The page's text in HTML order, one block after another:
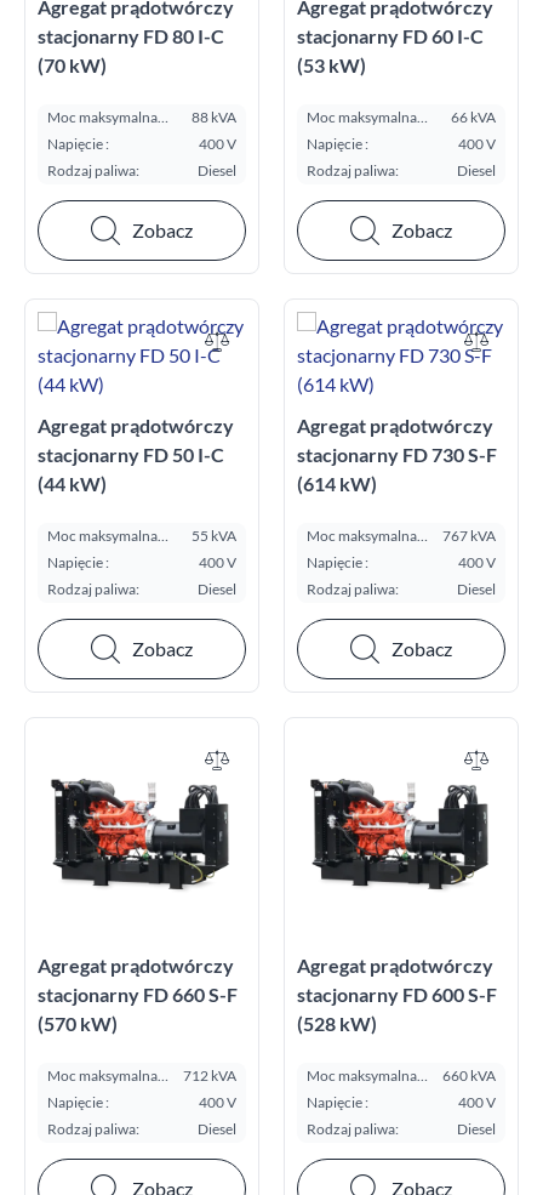
Agregat prądotwórczy
stacjonarny FD 80 I-C
(70 kW)
Moc maksymalna
E.S.P. kVA:
88 kVA
Napięcie :
400 V
Rodzaj paliwa:
Diesel
Zobacz
Agregat prądotwórczy
stacjonarny FD 60 I-C
(53 kW)
Moc maksymalna
E.S.P. kVA:
66 kVA
Napięcie :
400 V
Rodzaj paliwa:
Diesel
Zobacz
Agregat prądotwórczy
stacjonarny FD 50 I-C
(44 kW)
Moc maksymalna
E.S.P. kVA:
55 kVA
Napięcie :
400 V
Rodzaj paliwa:
Diesel
Zobacz
Agregat prądotwórczy
stacjonarny FD 730 S-F
(614 kW)
Moc maksymalna
E.S.P. kVA:
767 kVA
Napięcie :
400 V
Rodzaj paliwa:
Diesel
Zobacz
Agregat prądotwórczy
stacjonarny FD 660 S-F
(570 kW)
Moc maksymalna
E.S.P. kVA:
712 kVA
Napięcie :
400 V
Rodzaj paliwa:
Diesel
Zobacz
Agregat prądotwórczy
stacjonarny FD 600 S-F
(528 kW)
Moc maksymalna
E.S.P. kVA:
660 kVA
Napięcie :
400 V
Rodzaj paliwa:
Diesel
Zobacz